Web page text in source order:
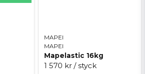
MAPEI
MAPEI
Mapelastic 16kg
1 570 kr / styck